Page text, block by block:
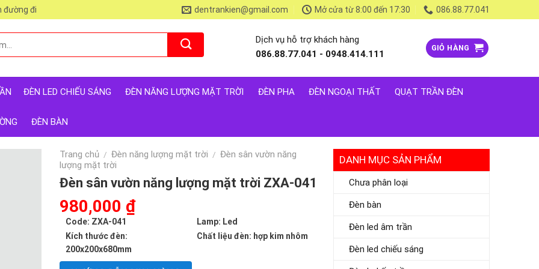
đường đi dentrankien@gmail.com Mở cửa từ 8:00 đến 17:30 086.88.77.041
Dịch vụ hỗ trợ khách hàng
086.88.77.041 - 0948.414.111
GIỎ HÀNG
ĐÈN LED CHIẾU SÁNG ĐÈN NĂNG LƯỢNG MẶT TRỜI ĐÈN PHA ĐÈN NGOẠI THẤT QUẠT TRẦN ĐÈN
ĐÈN BÀN
DANH MỤC SẢN PHẨM
Chưa phân loại
Đèn bàn
Đèn led âm trần
Đèn led chiếu sáng
Trang chủ / Đèn năng lượng mặt trời / Đèn sân vườn năng
lượng mặt trời
Đèn sân vườn năng lượng mặt trời ZXA-041
Giá
gốc
là:
1,988,000 ₫.
980,000 ₫Giá
980,000 ₫.
Code: ZXA-041
Lamp: Led
Kích thước đèn:
200x200x680mm
Chất liệu đèn: hợp kim nhôm